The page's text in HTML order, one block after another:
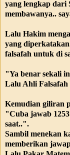
yang lengkap dari
membawanya..
Lalu Hakim
yang
falsafah untuk di
"Ya benar sekali
Lalu Ahli
Kemudian giliran
"Cuba jawab
saat..".
Sambil menekan
memberikan